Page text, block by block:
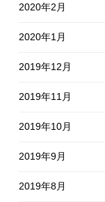
2020年2月
2020年1月
2019年12月
2019年11月
2019年10月
2019年9月
2019年8月